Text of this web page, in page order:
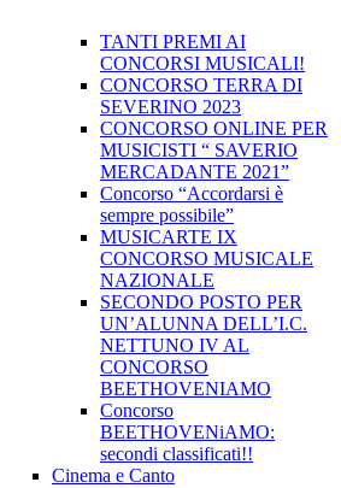
TANTI PREMI AI
CONCORSI MUSICALI!
CONCORSO TERRA DI
SEVERINO 2023
CONCORSO ONLINE PER
MUSICISTI “ SAVERIO
MERCADANTE 2021”
Concorso “Accordarsi è
sempre possibile”
MUSICARTE IX
CONCORSO MUSICALE
NAZIONALE
SECONDO POSTO PER
UN’ALUNNA DELL’I.C.
NETTUNO IV AL
CONCORSO
BEETHOVENIAMO
Concorso
BEETHOVENiAMO:
secondi classificati!!
Cinema e Canto